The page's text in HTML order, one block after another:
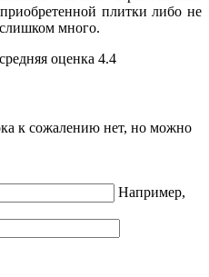
плитки либо не
слишком много.
оценка 4.4
к сожалению нет, но можно
Например,